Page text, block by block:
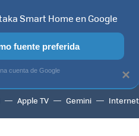
SMART TV SELECCIÓN
Apple TV Gemini Internet
×
Smart Home en Google
fuente preferida
cuenta de Google